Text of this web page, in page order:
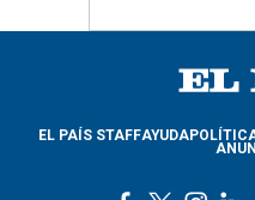
EL PAÍS STAFFAYUDA